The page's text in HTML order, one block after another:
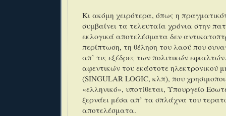
Κι ακόμη χειρότερα, όπως η
συμβαίνει τα τελευταία χρόνια στην
εκλογικά αποτελέσματα δεν
περίπτωση, τη θέληση του λαού που
απ’ τις εξέδρες των πολιτικών
αφεντικών του εκάστοτε ηλεκτρονικού
(SINGULAR LOGIC, κλπ), που
«ελληνικό», υποτίθεται, Υπουργείο
ξερνάει μέσα απ’ τα σπλάχνα του
αποτελέσματα.